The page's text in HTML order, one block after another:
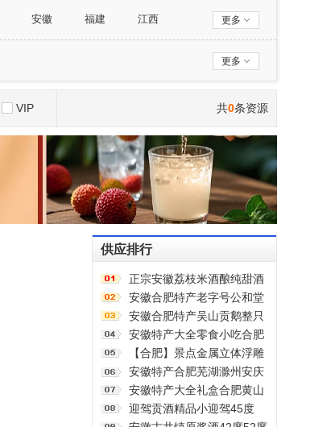
安徽 福建
江西
陕西 甘肃
青海
更多
更多
共0条资源
VIP
供应排行
正宗安徽荔枝米酒酿纯甜酒
原浆男女士果酒酒大桶零添
加剂自然发酵
安徽合肥特产老字号公和堂
狮子头麻花酥脆手工制作中
式糕点伴手礼
安徽合肥特产吴山贡鹅整只
传统五香盐水卤味肉类熟食
加热即食商用
安徽特产大全零食小吃合肥
黄山烧饼糕点臭鳜鱼元旦圣
诞送伴手礼盒
【合肥】景点金属立体浮雕
冰箱贴旅游纪念品文创伴手
礼国潮礼物
安徽特产合肥芜湖滁州安庆
黄山元旦圣诞伴手礼盒零食
小吃大礼包
安徽特产大全礼盒合肥黄山
零食小吃中秋节大礼包年货
迎驾贡酒精品小迎驾45度